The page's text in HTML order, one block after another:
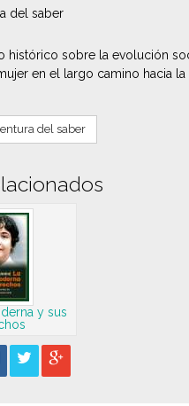
del saber
histórico sobre la evolución
en el largo camino hacia la
del saber
y sus